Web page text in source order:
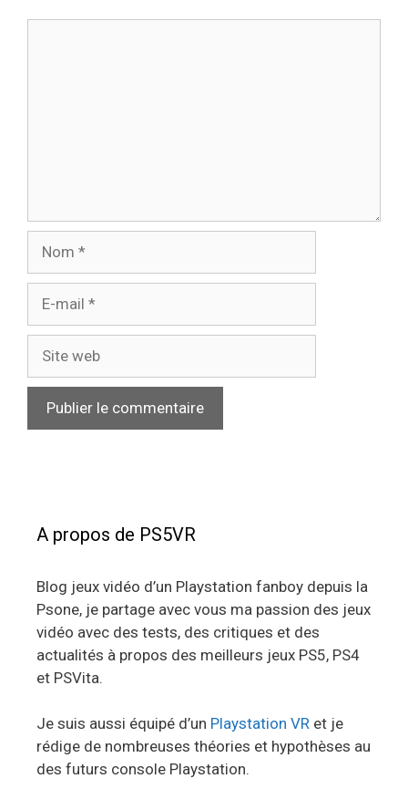
mail
web
A propos de PS5VR
Blog jeux vidéo d’un Playstation fanboy depuis la
Psone, je partage avec vous ma passion des jeux
vidéo avec des tests, des critiques et des
actualités à propos des meilleurs jeux PS5, PS4
et PSVita.
Je suis aussi équipé d’un Playstation VR et je
rédige de nombreuses théories et hypothèses au
des futurs console Playstation.